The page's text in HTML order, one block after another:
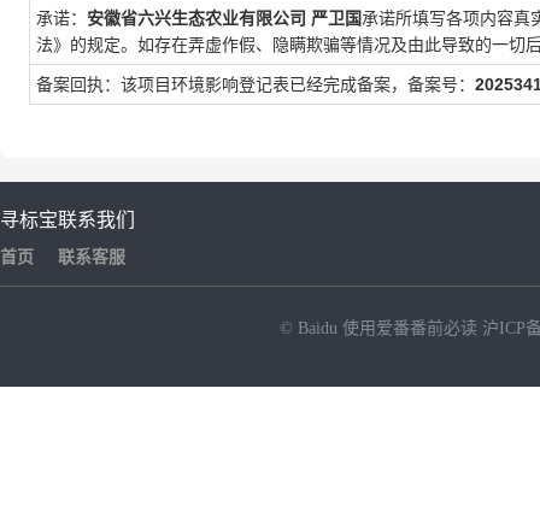
承诺： 安徽省六兴生态农业有限公司 严卫国承诺所填写各项内容真
法》的规定。如存在弄虚作假、隐瞒欺骗等情况及由此导致的一切
备案回执：该项目环境影响登记表已经完成备案，备案号：
寻标宝
首页
联系我们
联系客服
© Baidu 使用爱番番前必读 沪ICP